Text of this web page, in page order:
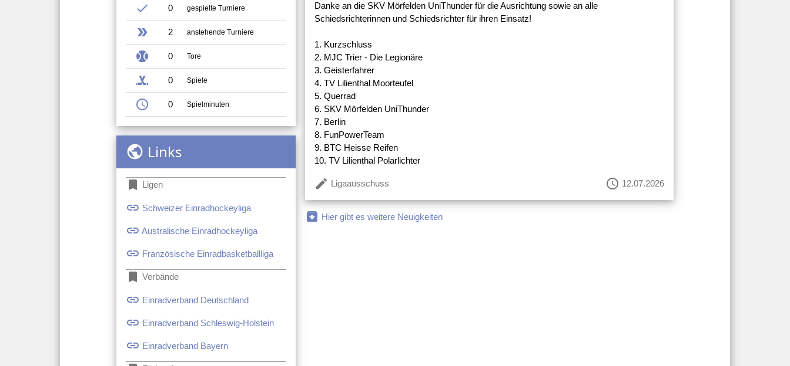
check 0 gespielte Turniere
double_arrow 2 anstehende Turniere
sports_baseball 0 Tore
sports_hockey 0 Spiele
schedule 0 Spielminuten
public Links
bookmark Ligen
link Schweizer Einradhockeyliga
link Australische Einradhockeyliga
link Französische Einradbasketballliga
bookmark Verbände
link Einradverband Deutschland
link Einradverband Schleswig-Holstein
link Einradverband Bayern
Danke an die SKV Mörfelden UniThunder für die Ausrichtung sowie an alle
Schiedsrichterinnen und Schiedsrichter für ihren Einsatz!
1. Kurzschluss
2. MJC Trier - Die Legionäre
3. Geisterfahrer
4. TV Lilienthal Moorteufel
5. Querrad
6. SKV Mörfelden UniThunder
7. Berlin
8. FunPowerTeam
9. BTC Heisse Reifen
10. TV Lilienthal Polarlichter
create Ligaausschuss schedule 12.07.2026
archive Hier gibt es weitere Neuigkeiten